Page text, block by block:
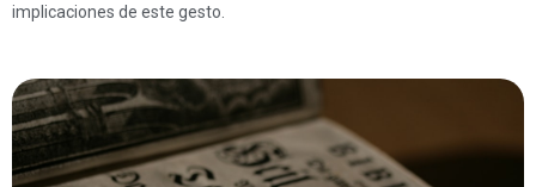
implicaciones de este gesto.